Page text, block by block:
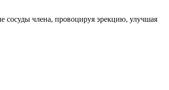
сосуды члена, провоцируя эрекцию, улучшая